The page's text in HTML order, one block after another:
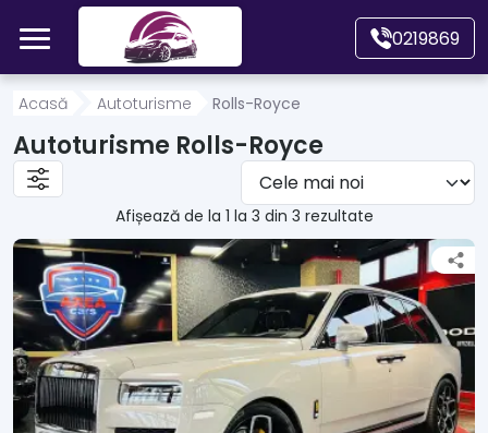
Mergi direct la conținutul principal
0219869
Acasă
Autoturisme
Motociclete
Autoutilitare
Alte tipuri vehicule
Despre Noi
Acasă Autoturisme Rolls-Royce
Autoturisme Rolls-Royce
Afișează de la 1 la 3 din 3 rezultate